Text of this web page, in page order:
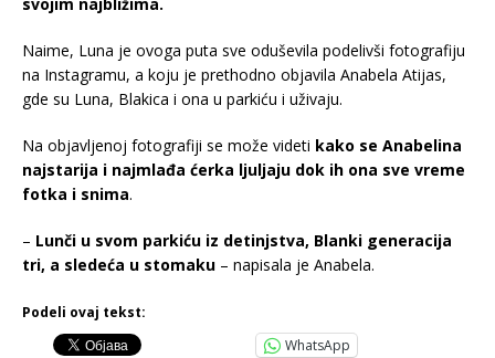
Naime, Luna je ovoga puta sve oduševila podelivši fotografiju
na Instagramu, a koju je prethodno objavila Anabela Atijas,
gde su Luna, Blakica i ona u parkiću i uživaju.
Na objavljenoj fotografiji se može videti kako se Anabelina
najstarija i najmlađa ćerka ljuljaju dok ih ona sve vreme
fotka i snima.
– Lunči u svom parkiću iz detinjstva, Blanki generacija
tri, a sledeća u stomaku – napisala je Anabela.
Podeli ovaj tekst:
WhatsApp